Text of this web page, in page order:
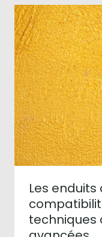
Les enduits
techniques